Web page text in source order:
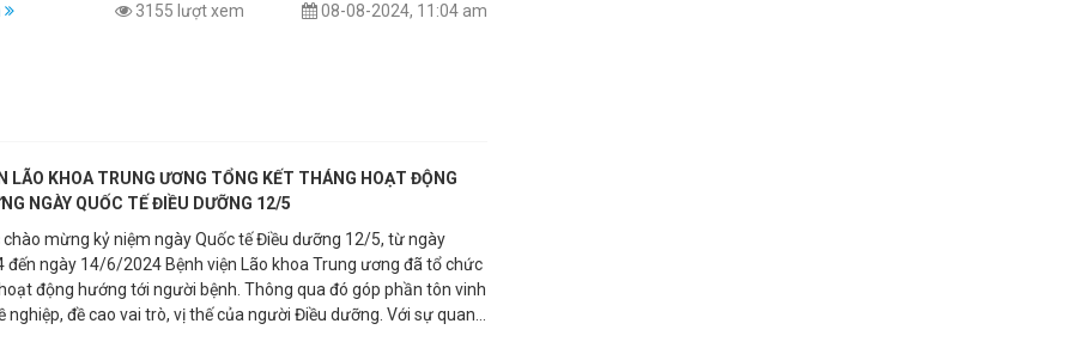
lập và hạnh phúc. Vì vậy việc lập kế hoạch chăm sóc cho NCT
08-08-2024, 11:04 am
3155 lượt xem
LÃO KHOA TRUNG ƯƠNG TỔNG KẾT THÁNG HOẠT ĐỘNG
NGÀY QUỐC TẾ ĐIỀU DƯỠNG 12/5
mừng kỷ niệm ngày Quốc tế Điều dưỡng 12/5, từ ngày
ngày 14/6/2024 Bệnh viện Lão khoa Trung ương đã tổ chức
động hướng tới người bệnh. Thông qua đó góp phần tôn vinh
đề cao vai trò, vị thế của người Điều dưỡng. Với sự quan